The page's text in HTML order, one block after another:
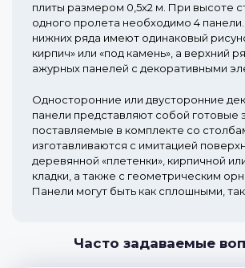
плиты размером 0,5х2 м. При высоте
одного пролета необходимо 4
нижних ряда имеют одинаковый
кирпич» или «под камень», а верхний
ажурных панелей с декоративными
Односторонние или двусторонние
панели представляют собой готовые
поставляемые в комплекте со
изготавливаются с имитацией
деревянной «плетенки», кирпичной
кладки, а также с геометрическим
Панели могут быть как сплошными,
Часто задаваемые